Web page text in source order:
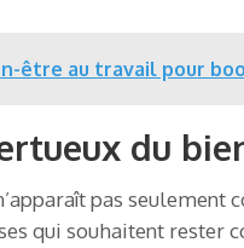
être au travail pour
du
pas seulement
qui souhaitent rester